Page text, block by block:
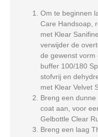
Om te beginnen
Care Handsoap,
met Klear
verwijder de
de gewenst vorm
buffer 100/180
stofvrij en
met Klear Velvet
Breng een
coat aan, voor
Gelbottle Clear
Breng een laag